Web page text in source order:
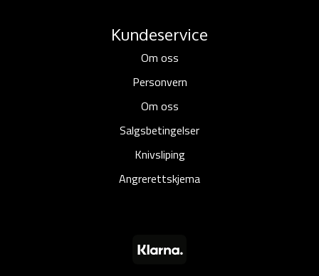
Kundeservice
Om oss
Personvern
Om oss
Salgsbetingelser
Knivsliping
Angrerettskjema